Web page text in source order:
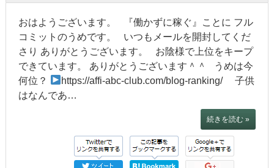
おはようございます。 『働かずに稼ぐ』ことに フル
コミットのうめです。 いつもメールを開封してくだ
さり ありがとうございます。 お陰様で上位をキープ
できています。 ありがとうございます＾＾ うめは今
何位？
https://affi-abc-club.com/blog-ranking/ 子供
はなんであ…
続きを読む »